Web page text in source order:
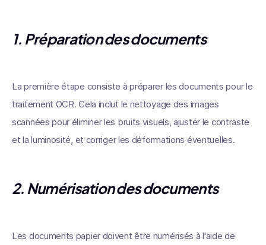
1. Préparation des documents
La première étape consiste à préparer les documents pour le
traitement OCR. Cela inclut le nettoyage des images
scannées pour éliminer les bruits visuels, ajuster le contraste
et la luminosité, et corriger les déformations éventuelles.
2. Numérisation des documents
Les documents papier doivent être numérisés à l'aide de